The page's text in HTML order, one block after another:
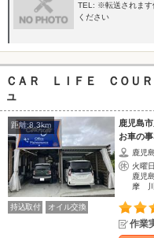
TEL: ※転送されます
ください
ＣＡＲ ＬＩＦＥ ＣＯＵ
ュ
距離:8.3km
鹿児島
お車の
鹿児
火曜日
鹿児
摩
持込取付 オイル交換
作業